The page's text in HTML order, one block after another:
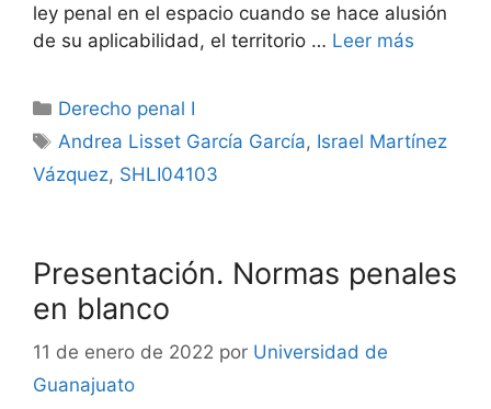
ley penal en el espacio cuando se hace alusión
de su aplicabilidad, el territorio … Leer más
Categorías
Derecho penal I
Etiquetas
Andrea Lisset García García, Israel Martínez
Vázquez, SHLI04103
Presentación. Normas penales
en blanco
11 de enero de 2022 por Universidad de
Guanajuato